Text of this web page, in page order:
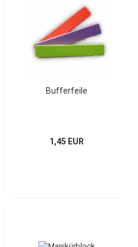
Bufferfeile
1,45 EUR